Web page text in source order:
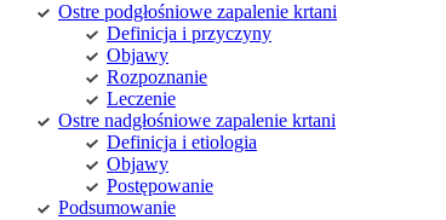
Ostre podgłośniowe zapalenie krtani
Definicja i przyczyny
Objawy
Rozpoznanie
Leczenie
Ostre nadgłośniowe zapalenie krtani
Definicja i etiologia
Objawy
Postępowanie
Podsumowanie